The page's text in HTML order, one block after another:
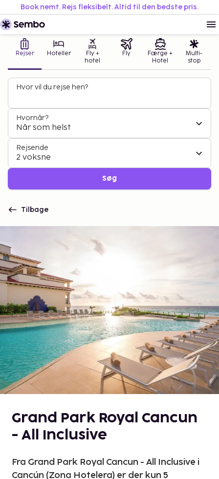
Book nemt. Rejs fleksibelt. Altid til den bedste pris.
Rejser Hoteller
Fly +
hotel
Fly
Færge +
Hotel
Multi-
stop
Hvor vil du rejse hen?
Hvornår?
Når som helst
Rejsende
2 voksne
Søg
Tilbage
Grand Park Royal Cancun
- All Inclusive
Fra Grand Park Royal Cancun - All Inclusive i
Cancún (Zona Hotelera) er der kun 5